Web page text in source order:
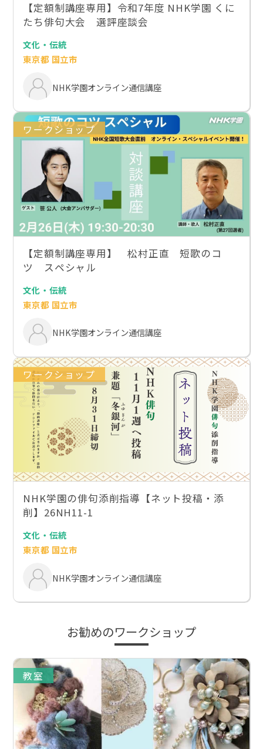
【定額制講座専用】令和7年度 NHK学園 くに
たち俳句大会 選評座談会
文化・伝統
東京都 国立市
NHK学園オンライン通信講座
ワークショップ
【定額制講座専用】 松村正直 短歌のコ
ツ スペシャル
文化・伝統
東京都 国立市
NHK学園オンライン通信講座
ワークショップ
NHK学園の俳句添削指導【ネット投稿・添
削】26NH11-1
文化・伝統
東京都 国立市
NHK学園オンライン通信講座
お勧めのワークショップ
教室